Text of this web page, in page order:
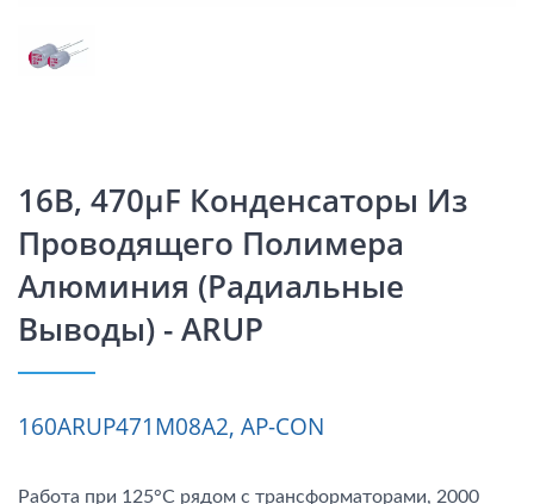
16В, 470μF Конденсаторы Из
Проводящего Полимера
Алюминия (радиальные
Выводы) - ARUP
160ARUP471M08A2, AP-CON
Работа при 125°C рядом с трансформаторами, 2000